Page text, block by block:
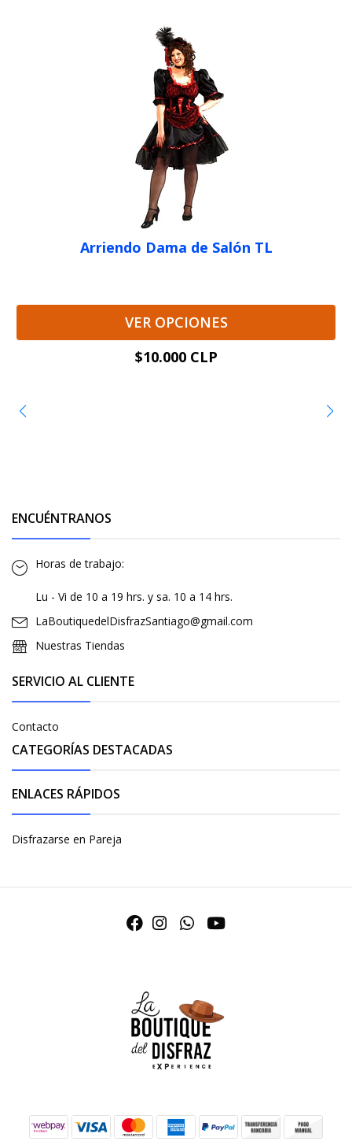
Arriendo Dama de Salón TL
VER OPCIONES
$10.000 CLP
ENCUÉNTRANOS
Horas de trabajo:
Lu - Vi de 10 a 19 hrs. y sa. 10 a 14 hrs.
LaBoutiquedelDisfrazSantiago@gmail.com
Nuestras Tiendas
SERVICIO AL CLIENTE
Contacto
CATEGORÍAS DESTACADAS
ENLACES RÁPIDOS
Disfrazarse en Pareja